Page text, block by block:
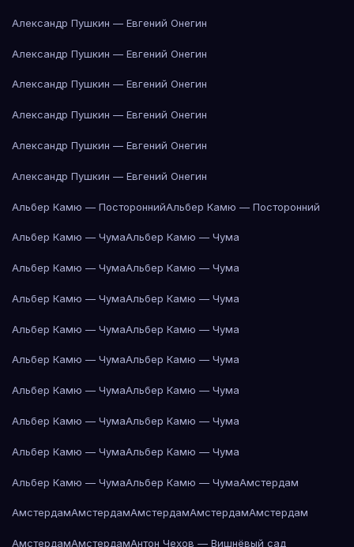
Александр Пушкин — Евгений Онегин
Александр Пушкин — Евгений Онегин
Александр Пушкин — Евгений Онегин
Александр Пушкин — Евгений Онегин
Александр Пушкин — Евгений Онегин
Александр Пушкин — Евгений Онегин
Альбер Камю — ПостороннийАльбер Камю — Посторонний
Альбер Камю — ЧумаАльбер Камю — Чума
Альбер Камю — ЧумаАльбер Камю — Чума
Альбер Камю — ЧумаАльбер Камю — Чума
Альбер Камю — ЧумаАльбер Камю — Чума
Альбер Камю — ЧумаАльбер Камю — Чума
Альбер Камю — ЧумаАльбер Камю — Чума
Альбер Камю — ЧумаАльбер Камю — Чума
Альбер Камю — ЧумаАльбер Камю — Чума
Альбер Камю — ЧумаАльбер Камю — ЧумаАмстердам
АмстердамАмстердамАмстердамАмстердамАмстердам
АмстердамАмстердамАнтон Чехов — Вишнёвый сад